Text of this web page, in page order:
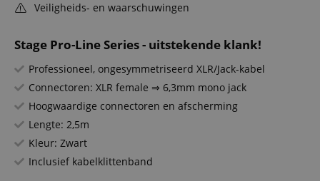
Stage Pro-Line Series - uitstekende klank!
Professioneel, ongesymmetriseerd XLR/Jack-kabel
Connectoren: XLR female ⇒ 6,3mm mono jack
Hoogwaardige connectoren en afscherming
Lengte: 2,5m
Kleur: Zwart
Inclusief kabelklittenband
Veiligheids- en waarschuwingen